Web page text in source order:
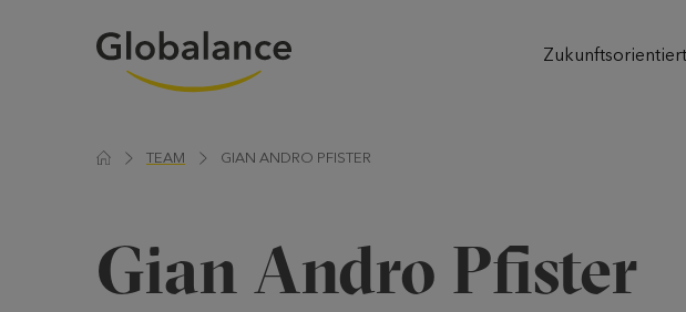
TEAM GIAN ANDRO PFISTER
Gian Andro Pfister